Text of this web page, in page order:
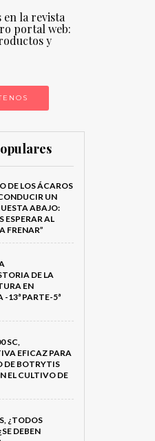
en la revista
portal web:
y
DE LOS ÁCAROS
UN
ABAJO:
ESPERAR AL
FRENAR”
DE LA
EN
-13ª PARTE-5ª
SC,
EFICAZ PARA
DE BOTRYTIS
EL CULTIVO DE
¿TODOS
DEBEN